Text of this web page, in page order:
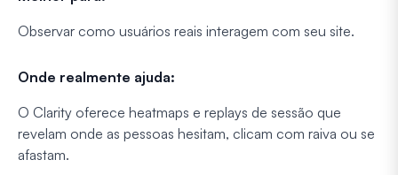
Observar como usuários reais interagem com seu site.
Onde realmente ajuda:
O Clarity oferece heatmaps e replays de sessão que
revelam onde as pessoas hesitam, clicam com raiva ou se
afastam.